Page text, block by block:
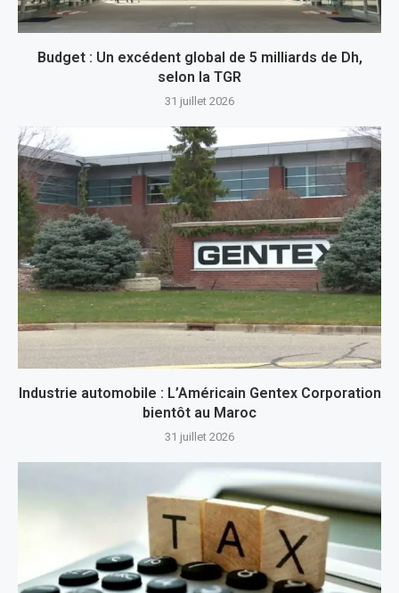
Budget : Un excédent global de 5 milliards de Dh,
selon la TGR
31 juillet 2026
Industrie automobile : L’Américain Gentex Corporation
bientôt au Maroc
31 juillet 2026